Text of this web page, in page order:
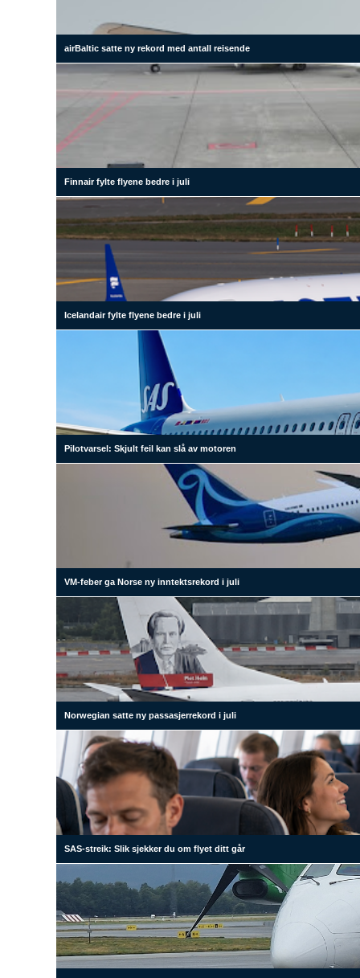
airBaltic satte ny rekord med antall reisende
Finnair fylte flyene bedre i juli
Icelandair fylte flyene bedre i juli
Pilotvarsel: Skjult feil kan slå av motoren
VM-feber ga Norse ny inntektsrekord i juli
Norwegian satte ny passasjerrekord i juli
SAS-streik: Slik sjekker du om flyet ditt går